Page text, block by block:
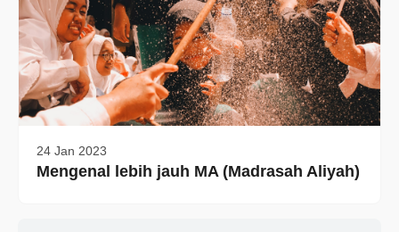
24 Jan 2023
Mengenal lebih jauh MA (Madrasah Aliyah)